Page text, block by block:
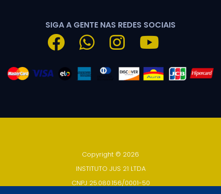
SIGA A GENTE NAS REDES SOCIAIS
Copyright © 2026
INSTITUTO JUS 21 LTDA
CNPJ 25.080.156/0001-50